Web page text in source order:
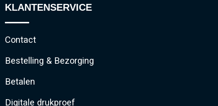
KLANTENSERVICE
Contact
Bestelling & Bezorging
Betalen
Digitale drukproef